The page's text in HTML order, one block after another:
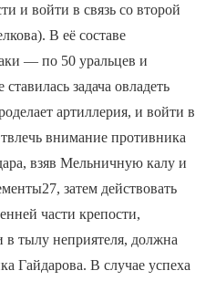
и войти в связь со второй
В её составе
— по 50 уральцев и
задача овладеть
артиллерия, и войти в
внимание противника
взяв Мельничную калу и
затем действовать
части крепости,
в тылу неприятеля, должна
Гайдарова. В случае успеха